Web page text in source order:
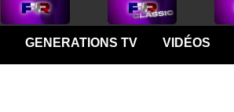
GENERATIONS TV VIDÉOS